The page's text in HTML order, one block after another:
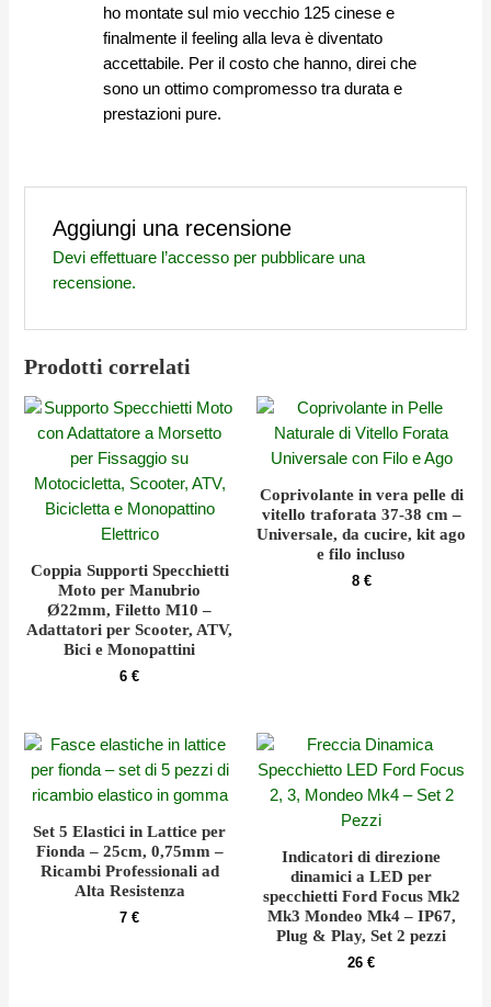
ho montate sul mio vecchio 125 cinese e
finalmente il feeling alla leva è diventato
accettabile. Per il costo che hanno, direi che
sono un ottimo compromesso tra durata e
prestazioni pure.
Aggiungi una recensione
Devi effettuare l’accessoper pubblicare una
recensione.
Prodotti correlati
Coppia Supporti Specchietti
Moto per Manubrio
Ø22mm, Filetto M10 –
Adattatori per Scooter, ATV,
Bici e Monopattini
6€
Coprivolante in vera pelle di
vitello traforata 37-38 cm –
Universale, da cucire, kit ago
e filo incluso
8 €
Set 5 Elastici in Lattice per
Fionda – 25cm, 0,75mm –
Ricambi Professionali ad
Alta Resistenza
7€
Indicatori di direzione
dinamici a LED per
specchietti Ford Focus Mk2
Mk3 Mondeo Mk4 – IP67,
Plug & Play, Set 2 pezzi
26€